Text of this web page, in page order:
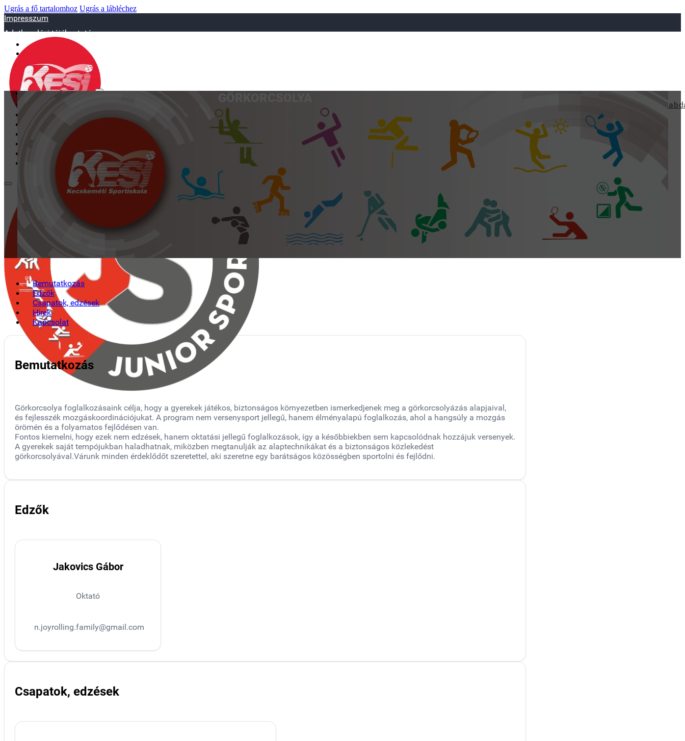
Ugrás a fő tartalomhoz Ugrás a lábléchez
Impresszum
Adatkezelési tájékoztató
sportiskola@juniorsportkft.hu
SZAKOSZTÁLYOK
KAPCSOLAT
Bemutatkozás
Edzők
Csapatok, edzések
Hírek
Kapcsolat
Bemutatkozás
Görkorcsolya foglalkozásaink célja, hogy a gyerekek játékos, biztonságos környezetben ismerkedjenek meg a görkorcsolyázás alapjaival,
és fejlesszék mozgáskoordinációjukat. A program nem versenysport jellegű, hanem élményalapú foglalkozás, ahol a hangsúly a mozgás
örömén és a folyamatos fejlődésen van.
Fontos kiemelni, hogy ezek nem edzések, hanem oktatási jellegű foglalkozások, így a későbbiekben sem kapcsolódnak hozzájuk versenyek.
A gyerekek saját tempójukban haladhatnak, miközben megtanulják az alaptechnikákat és a biztonságos közlekedést
görkorcsolyával.Várunk minden érdeklődőt szeretettel, aki szeretne egy barátságos közösségben sportolni és fejlődni.
Edzők
Jakovics Gábor
Oktató
n.joyrolling.family@gmail.com
Csapatok, edzések